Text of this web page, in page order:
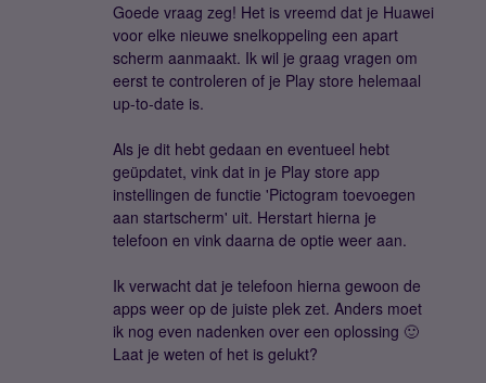
Goede vraag zeg! Het is vreemd dat je Huawei
voor elke nieuwe snelkoppeling een apart
scherm aanmaakt. Ik wil je graag vragen om
eerst te controleren of je Play store helemaal
up-to-date is.
Als je dit hebt gedaan en eventueel hebt
geüpdatet, vink dat in je Play store app
instellingen de functie 'Pictogram toevoegen
aan startscherm' uit. Herstart hierna je
telefoon en vink daarna de optie weer aan.
Ik verwacht dat je telefoon hierna gewoon de
apps weer op de juiste plek zet. Anders moet
ik nog even nadenken over een oplossing 🙂
Laat je weten of het is gelukt?